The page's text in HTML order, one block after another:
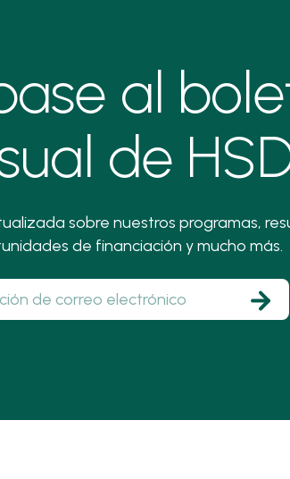
al
de
sobre nuestros programas,
de financiación y mucho más.